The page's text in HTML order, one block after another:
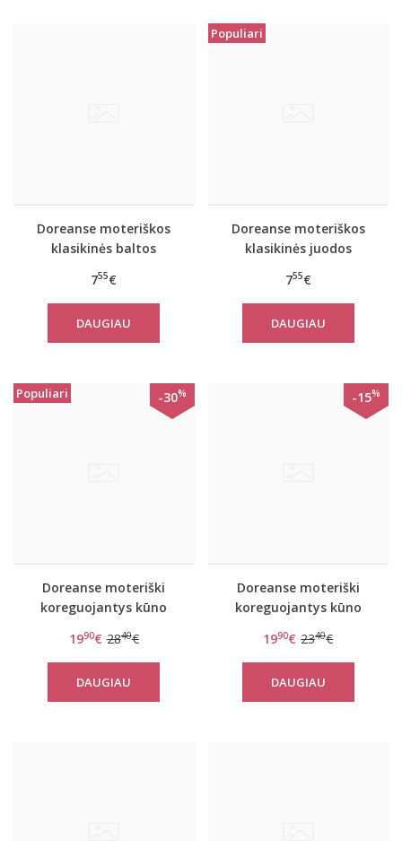
Doreanse moteriškos
klasikinės baltos
755€
DAUGIAU
Populiari
Doreanse moteriškos
klasikinės juodos
755€
DAUGIAU
Populiari -30%
Doreanse moteriški
koreguojantys kūno
1990€ 2840€
DAUGIAU
-15%
Doreanse moteriški
koreguojantys kūno
5920
1990€ 2340€
DAUGIAU